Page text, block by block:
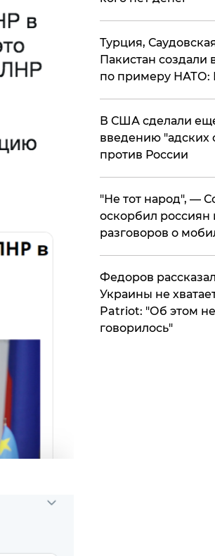
Турция,
Пакистан создали
по примеру НАТО:
В США сделали
введению "адских
против России
​"Не тот народ", —
оскорбил россиян
разговоров о
Федоров
Украины не
Patriot: "Об этом
говорилось"